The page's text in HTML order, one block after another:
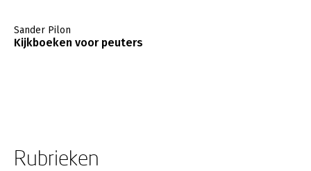
Sander Pilon
Kijkboeken voor peuters
Rubrieken